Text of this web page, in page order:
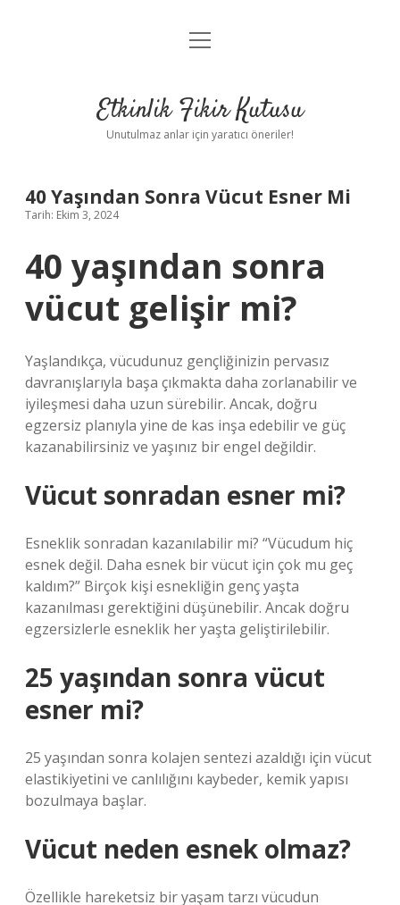
Anasayfa
Yasal Uyarı
menüyü
Etkinlik Fikir Kutusu
Unutulmaz anlar için yaratıcı öneriler!
40 Yaşından Sonra Vücut Esner Mi
Tarih: Ekim 3, 2024
40 yaşından sonra
vücut gelişir mi?
Yaşlandıkça, vücudunuz gençliğinizin pervasız
davranışlarıyla başa çıkmakta daha zorlanabilir ve
iyileşmesi daha uzun sürebilir. Ancak, doğru
egzersiz planıyla yine de kas inşa edebilir ve güç
kazanabilirsiniz ve yaşınız bir engel değildir.
Vücut sonradan esner mi?
Esneklik sonradan kazanılabilir mi? “Vücudum hiç
esnek değil. Daha esnek bir vücut için çok mu geç
kaldım?” Birçok kişi esnekliğin genç yaşta
kazanılması gerektiğini düşünebilir. Ancak doğru
egzersizlerle esneklik her yaşta geliştirilebilir.
25 yaşından sonra vücut
esner mi?
25 yaşından sonra kolajen sentezi azaldığı için vücut
elastikiyetini ve canlılığını kaybeder, kemik yapısı
bozulmaya başlar.
Vücut neden esnek olmaz?
Özellikle hareketsiz bir yaşam tarzı vücudun